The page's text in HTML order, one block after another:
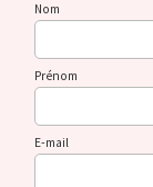
Nom
Prénom
E-mail